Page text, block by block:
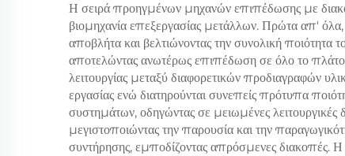
Η σειρά προηγμένων μηχανών επιπέδωσης με
βιομηχανία επεξεργασίας μετάλλων. Πρώτα απ' όλα,
αποβλήτα και βελτιώνοντας την συνολική
αποτελώντας ανωτέρως επιπέδωση σε όλο το
λειτουργίας μεταξύ διαφορετικών προδιαγραφών
εργασίας ενώ διατηρούνται συνεπείς πρότυπα
συστημάτων, οδηγώντας σε μειωμένες
μεγιστοποιώντας την παρουσία και την
συντήρησης, εμποδίζοντας απρόσμενες διακοπές.